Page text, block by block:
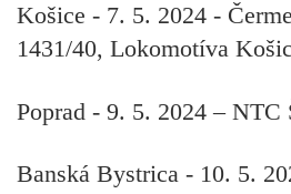
Košice - 7. 5. 2024 -
1431/40, Lokomotíva
Poprad - 9. 5. 2024 – NTC
Banská Bystrica - 10. 5.